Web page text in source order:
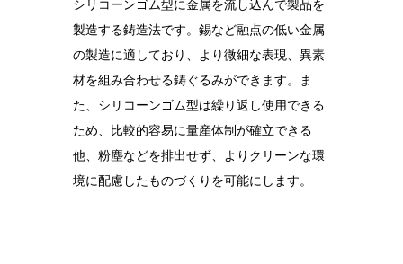
シリコーンゴム型に金属を流し込んで製品を
製造する鋳造法です。錫など融点の低い金属
の製造に適しており、より微細な表現、異素
材を組み合わせる鋳ぐるみができます。ま
た、シリコーンゴム型は繰り返し使用できる
ため、比較的容易に量産体制が確立できる
他、粉塵などを排出せず、よりクリーンな環
境に配慮したものづくりを可能にします。